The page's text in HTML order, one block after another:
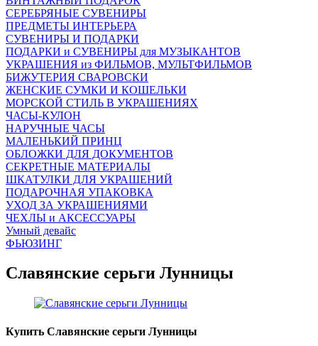
СЕРЕБРЯНЫЕ СУВЕНИРЫ
ПРЕДМЕТЫ ИНТЕРЬЕРА
СУВЕНИРЫ И ПОДАРКИ
ПОДАРКИ и СУВЕНИРЫ для МУЗЫКАНТОВ
УКРАШЕНИЯ из ФИЛЬМОВ, МУЛЬТФИЛЬМОВ
БИЖУТЕРИЯ СВАРОВСКИ
ЖЕНСКИЕ СУМКИ И КОШЕЛЬКИ
МОРСКОЙ СТИЛЬ В УКРАШЕНИЯХ
ЧАСЫ-КУЛОН
НАРУЧНЫЕ ЧАСЫ
МАЛЕНЬКИЙ ПРИНЦ
ОБЛОЖКИ ДЛЯ ДОКУМЕНТОВ
СЕКРЕТНЫЕ МАТЕРИАЛЫ
ШКАТУЛКИ ДЛЯ УКРАШЕНИЙ
ПОДАРОЧНАЯ УПАКОВКА
УХОД ЗА УКРАШЕНИЯМИ
ЧEХЛЫ и АКСЕССУАРЫ
Умный девайс
ФЬЮЗИНГ
Славянские серьги Лунницы
Купить Славянские серьги Лунницы